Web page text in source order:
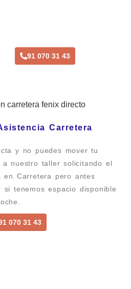
91 070 31 43
Carretera
y no puedes mover tu
nuestro taller solicitando el
en Carretera pero antes
tenemos espacio disponible
070 31 43